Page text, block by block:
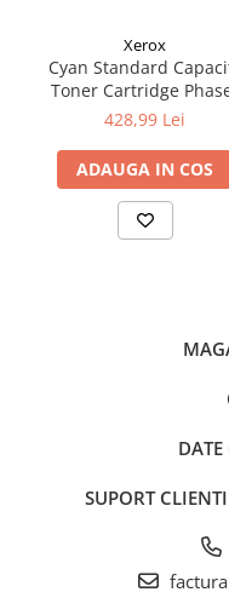
Xerox
Cyan Standard
Toner Cartridge
6510/WorkCentre 6515
428,99 Lei
ADAUGA IN COS
SUPORT CLIENTI